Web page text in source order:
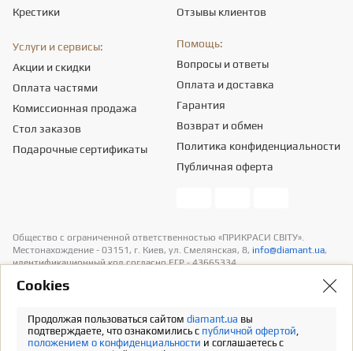
Крестики
Отзывы клиентов
Услуги и сервисы:
Акции и скидки
Оплата частями
Комиссионная продажа
Стол заказов
Подарочные сертификаты
Помощь:
Вопросы и ответы
Оплата и доставка
Гарантия
Возврат и обмен
Политика конфиденциальности
Публичная оферта
Общество с ограниченной ответственностью «ПРИКРАСИ СВІТУ».
Местонахождение - 03151, г. Киев, ул. Смелянская, 8, info@diamant.ua,
идентификационный код согласно ЕГР - 43665334.
Информация о стоимости доставки содержится в разделе «Оплата и
доставка». В расчет стоимости товаров налогов не включено
Полная версия
Сookies
Продолжая пользоваться сайтом diamant.ua вы
подтверждаете, что ознакомились с публичной офертой,
положением о конфиденциальности и соглашаетесь с